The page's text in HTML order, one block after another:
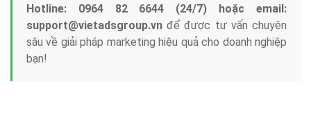
Hotline: 0964 82 6644 (24/7) hoặc email:
support@vietadsgroup.vn để được tư vấn chuyên
sâu về giải pháp marketing hiệu quả cho doanh nghiệp
bạn!